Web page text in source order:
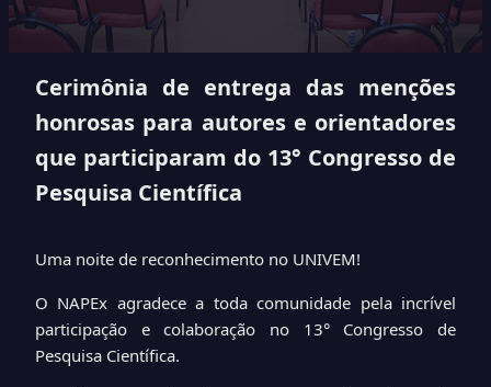
Cerimônia de entrega das menções
honrosas para autores e orientadores
que participaram do 13° Congresso de
Pesquisa Científica
Uma noite de reconhecimento no UNIVEM!
O NAPEx agradece a toda comunidade pela incrível
participação e colaboração no 13° Congresso de
Pesquisa Científica.